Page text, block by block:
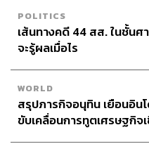
ube: THE STANDARD
สามารถติดตาม
ผ่านแอปพลิเคชันต่างๆ ที่คุ
POLITICS
เส้นทางคดี 44 สส. ในชั้นศ
จะรู้ผลเมื่อไร
WORLD
สรุปภารกิจอนุทิน เยือนอิน
ขับเคลื่อนการทูตเศรษฐกิจ